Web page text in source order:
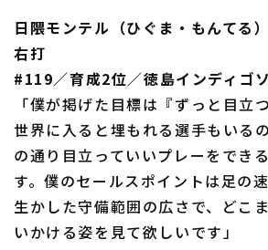
日隈モンテル（ひぐま・もんてる
右打
#119／育成2位／徳島インディゴ
「僕が掲げた目標は『ずっと目立
世界に入ると埋もれる選手もいる
の通り目立っていいプレーをでき
す。僕のセールスポイントは足の
生かした守備範囲の広さで、どこ
いかける姿を見て欲しいです」